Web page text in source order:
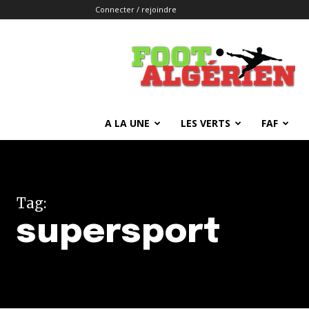
Connecter / rejoindre
FOOTALGERIEN
A LA UNE LES VERTS FAF
Tag:
supersport